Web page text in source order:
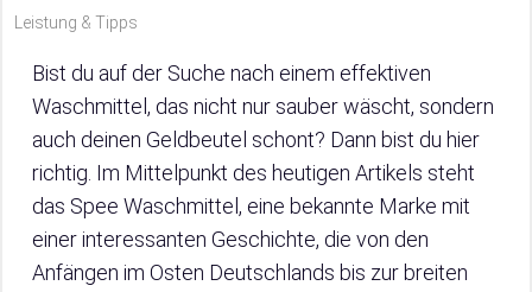
Leistung & Tipps
Bist du auf der Suche nach einem effektiven
Waschmittel, das nicht nur sauber wäscht, sondern
auch deinen Geldbeutel schont? Dann bist du hier
richtig. Im Mittelpunkt des heutigen Artikels steht
das Spee Waschmittel, eine bekannte Marke mit
einer interessanten Geschichte, die von den
Anfängen im Osten Deutschlands bis zur breiten